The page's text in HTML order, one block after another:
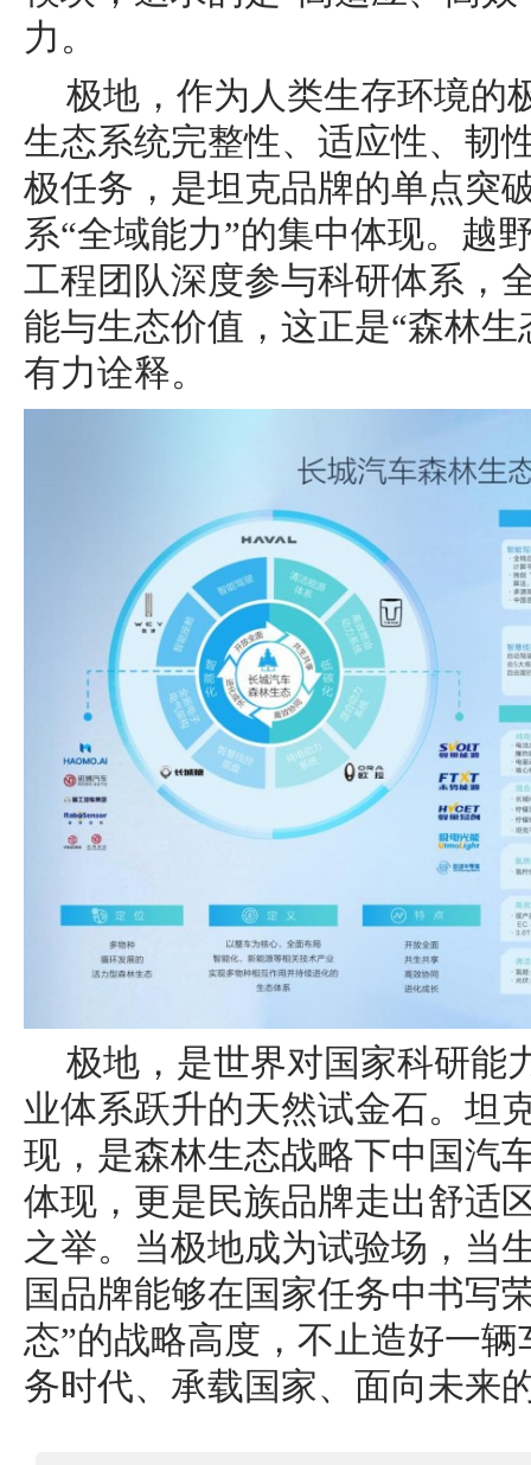
力。
极地，作为人类生存环境的
生态系统完整性、适应性、韧
极任务，是坦克品牌的单点突
系“全域能力”的集中体现。越
工程团队深度参与科研体系，
能与生态价值，这正是“森林
有力诠释。
极地，是世界对国家科研能
业体系跃升的天然试金石。坦
现，是森林生态战略下中国汽
体现，更是民族品牌走出舒适
之举。当极地成为试验场，当
国品牌能够在国家任务中书写
态”的战略高度，不止造好一
务时代、承载国家、面向未来